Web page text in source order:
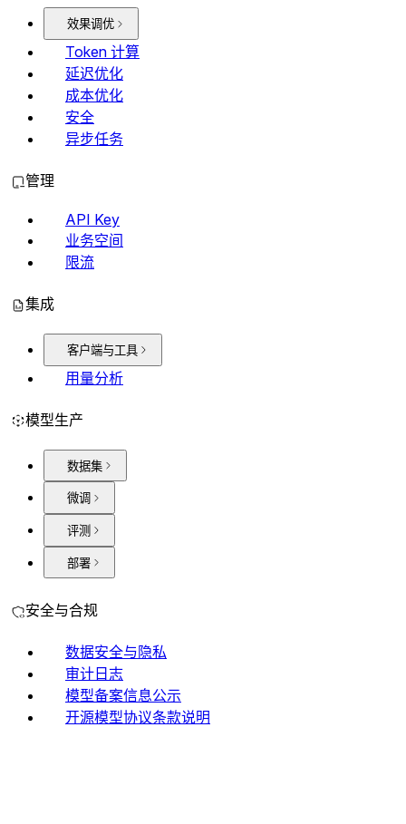
效果调优
Token 计算
延迟优化
成本优化
安全
异步任务
管理
API Key
业务空间
限流
集成
客户端与工具
用量分析
模型生产
数据集
微调
评测
部署
安全与合规
数据安全与隐私
审计日志
模型备案信息公示
开源模型协议条款说明